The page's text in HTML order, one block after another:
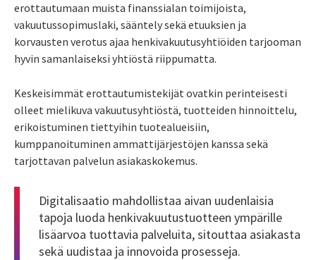
erottautumaan muista finanssialan toimijoista,
vakuutussopimuslaki, sääntely sekä etuuksien ja
korvausten verotus ajaa henkivakuutusyhtiöiden tarjooman
hyvin samanlaiseksi yhtiöstä riippumatta.
Keskeisimmät erottautumistekijät ovatkin perinteisesti
olleet mielikuva vakuutusyhtiöstä, tuotteiden hinnoittelu,
erikoistuminen tiettyihin tuotealueisiin,
kumppanoituminen ammattijärjestöjen kanssa sekä
tarjottavan palvelun asiakaskokemus.
Digitalisaatio mahdollistaa aivan uudenlaisia
tapoja luoda henkivakuutustuotteen ympärille
lisäarvoa tuottavia palveluita, sitouttaa asiakasta
sekä uudistaa ja innovoida prosesseja.